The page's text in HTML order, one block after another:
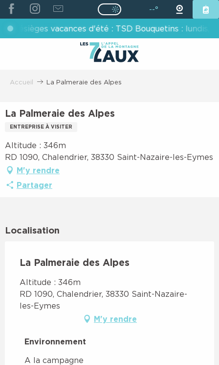
ALLER
AU
CONTENU
PRINCIPAL
Page D’accueil Actuelle Été :
Page D’accueil Actuelle
vacances d'été : TSD Bouquetins : lundis,
--°
Accueil La Palmeraie des Alpes
La Palmeraie des Alpes
ENTREPRISE À VISITER
Altitude : 346m
RD 1090, Chalendrier, 38330 Saint-Nazaire-les-Eymes
M'y rendre
Partager
Localisation
La Palmeraie des Alpes
Altitude : 346m
RD 1090, Chalendrier, 38330 Saint-Nazaire-
les-Eymes
M'y rendre
Environnement
Environnement
A la campagne